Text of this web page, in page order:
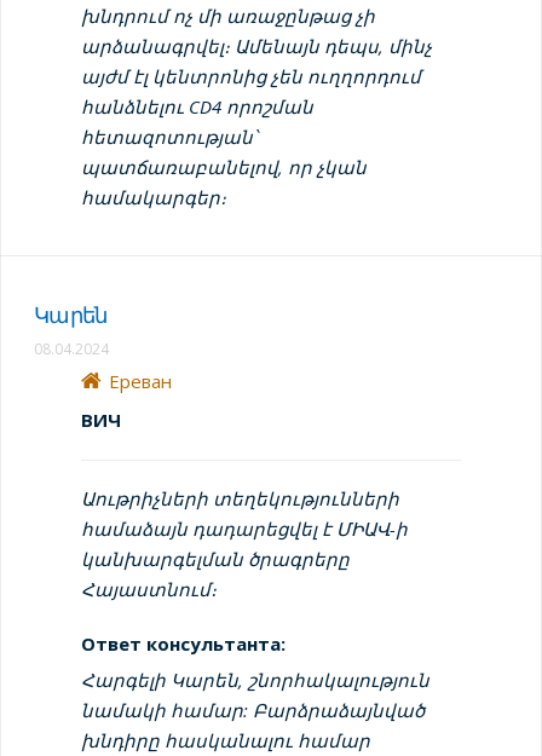
խնդրում ոչ մի առաջընթաց չի
արձանագրվել։ Ամենայն դեպս, մինչ
այժմ էլ կենտրոնից չեն ուղղորդում
հանձնելու CD4 որոշման
հետազոտության՝
պատճառաբանելով, որ չկան
համակարգեր։
Կարեն
08.04.2024
Ереван
ВИЧ
Աութրիչների տեղեկությունների
համաձայն դադարեցվել է ՄԻԱՎ-ի
կանխարգելման ծրագրերը
Հայաստնում։
Ответ консультанта:
Հարգելի Կարեն, շնորհակալություն
նամակի համար: Բարձրաձայնված
խնդիրը հասկանալու համար